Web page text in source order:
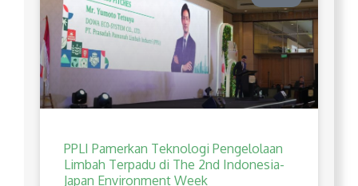
PPLI Pamerkan Teknologi Pengelolaan
Limbah Terpadu di The 2nd Indonesia-
Japan Environment Week